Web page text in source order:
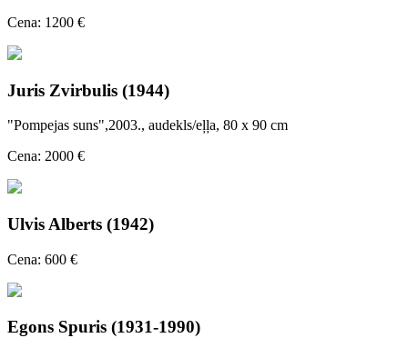
Cena: 1200 €
Juris Zvirbulis (1944)
"Pompejas suns",2003., audekls/eļļa, 80 x 90 cm
Cena: 2000 €
Ulvis Alberts (1942)
Cena: 600 €
Egons Spuris (1931-1990)